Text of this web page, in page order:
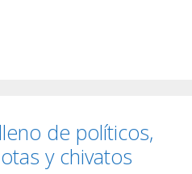
de políticos,
y chivatos